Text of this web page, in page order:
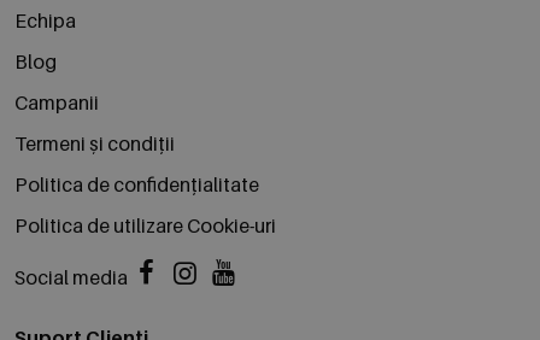
Echipa
Blog
Campanii
Termeni și condiții
Politica de confidențialitate
Politica de utilizare Cookie-uri
Social media